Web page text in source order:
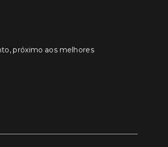
próximo aos melhores